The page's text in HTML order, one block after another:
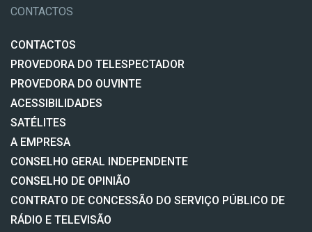
CONTACTOS
CONTACTOS
PROVEDORA DO TELESPECTADOR
PROVEDORA DO OUVINTE
ACESSIBILIDADES
SATÉLITES
A EMPRESA
CONSELHO GERAL INDEPENDENTE
CONSELHO DE OPINIÃO
CONTRATO DE CONCESSÃO DO SERVIÇO PÚBLICO DE
RÁDIO E TELEVISÃO